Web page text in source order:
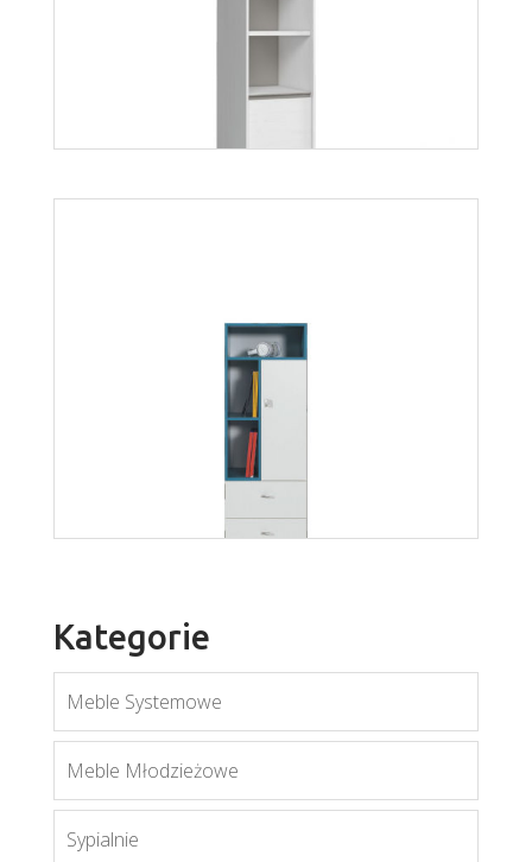
Mobi MO10
Mati R1S
Więcej
Mobi MO7
Kategorie
Meble Systemowe
Meble Młodzieżowe
Sypialnie